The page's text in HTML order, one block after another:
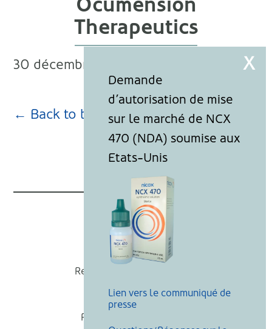
Therapeutics
30 décembre 2020
← Back to blog page
Nicox
Recevoir nos actualités
Mentions légales
Politique de cookies
Lien vers le communiqué de
presse